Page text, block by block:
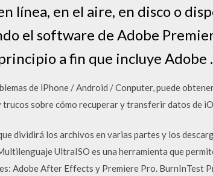
línea, en el aire, en disco o
el software de Adobe
a fin que incluye Adobe
de iPhone / Android / Conputer, puede
sobre cómo recuperar y transferir datos de
dividirá los archivos en varias partes y los
UltraISO es una herramienta que
Adobe After Effects y Premiere Pro. BurnInTest